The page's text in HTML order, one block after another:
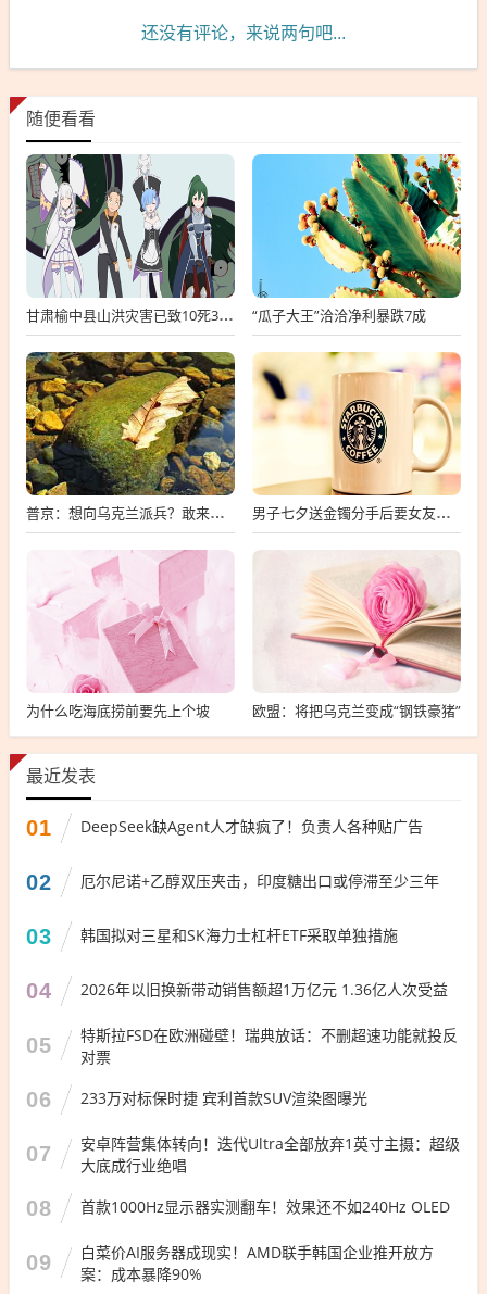
还没有评论，来说两句吧...
随便看看
甘肃榆中县山洪灾害已致10死33失联 “瓜子大王”洽洽净利暴跌7成
普京：想向乌克兰派兵？敢来就打，普京，敢派兵到乌克兰，将面临严厉反击 男子七夕送金镯分手后要女友还钱
为什么吃海底捞前要先上个坡 欧盟：将把乌克兰变成“钢铁豪猪”
最近发表
01 DeepSeek缺Agent人才缺疯了！负责人各种贴广告
02 厄尔尼诺+乙醇双压夹击，印度糖出口或停滞至少三年
03 韩国拟对三星和SK海力士杠杆ETF采取单独措施
04 2026年以旧换新带动销售额超1万亿元 1.36亿人次受益
05
特斯拉FSD在欧洲碰壁！瑞典放话：不删超速功能就投反
对票
06 233万对标保时捷 宾利首款SUV渲染图曝光
07
安卓阵营集体转向！迭代Ultra全部放弃1英寸主摄：超级
大底成行业绝唱
08 首款1000Hz显示器实测翻车！效果还不如240Hz OLED
09
白菜价AI服务器成现实！AMD联手韩国企业推开放方
案：成本暴降90%